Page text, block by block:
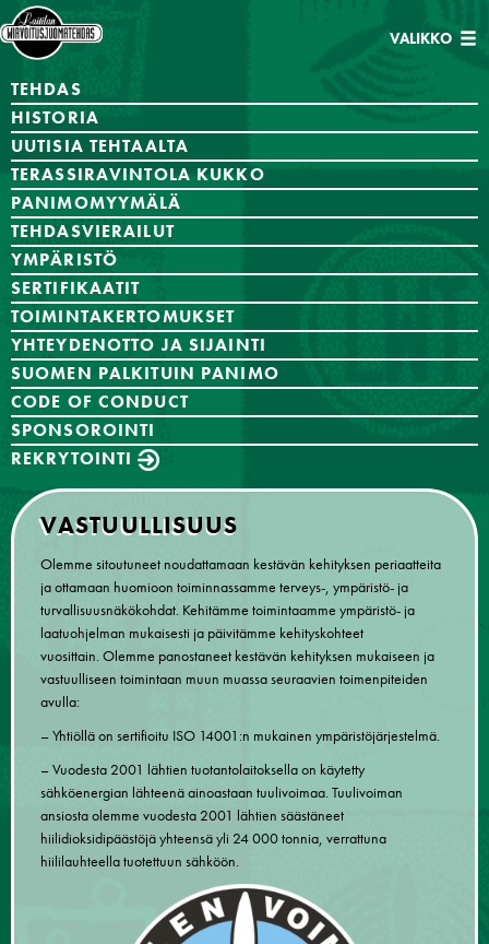
Avaa/sulje
VALIKKO
TEHDAS
HISTORIA
UUTISIA TEHTAALTA
TERASSIRAVINTOLA KUKKO
PANIMOMYYMÄLÄ
TEHDASVIERAILUT
YMPÄRISTÖ
SERTIFIKAATIT
TOIMINTAKERTOMUKSET
YHTEYDENOTTO JA SIJAINTI
SUOMEN PALKITUIN PANIMO
CODE OF CONDUCT
SPONSOROINTI
REKRYTOINTI
VASTUULLISUUS
Olemme sitoutuneet noudattamaan kestävän kehityksen periaatteita
ja ottamaan huomioon toiminnassamme terveys-, ympäristö- ja
turvallisuusnäkökohdat. Kehitämme toimintaamme ympäristö- ja
laatuohjelman mukaisesti ja päivitämme kehityskohteet
vuosittain. Olemme panostaneet kestävän kehityksen mukaiseen ja
vastuulliseen toimintaan muun muassa seuraavien toimenpiteiden
avulla:
– Yhtiöllä on sertifioitu ISO 14001:n mukainen ympäristöjärjestelmä.
– Vuodesta 2001 lähtien tuotantolaitoksella on käytetty
sähköenergian lähteenä ainoastaan tuulivoimaa. Tuulivoiman
ansiosta olemme vuodesta 2001 lähtien säästäneet
hiilidioksidipäästöjä yhteensä yli 24 000 tonnia, verrattuna
hiililauhteella tuotettuun sähköön.